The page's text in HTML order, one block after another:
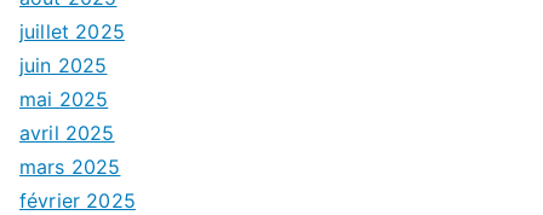
juillet 2025
juin 2025
mai 2025
avril 2025
mars 2025
février 2025